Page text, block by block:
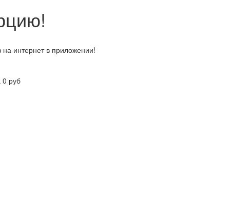
интернет в приложении!
0 руб